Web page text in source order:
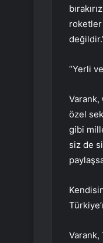
roketler
“Yerli
Varank,
özel
gibi
siz de
Varank,